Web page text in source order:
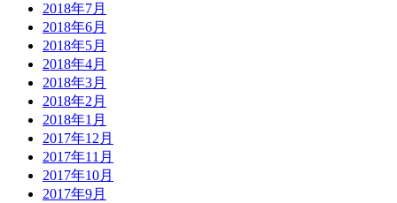
2018年7月
2018年6月
2018年5月
2018年4月
2018年3月
2018年2月
2018年1月
2017年12月
2017年11月
2017年10月
2017年9月